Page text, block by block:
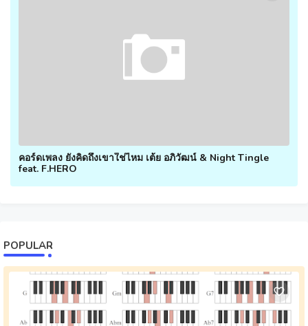
คอร์ดเพลง ยังคิดถึงเขาใช่ไหม เต้ย อภิวัฒน์ & Night Tingle
feat. F.HERO
POPULAR